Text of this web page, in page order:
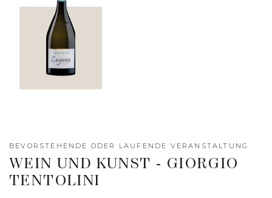
BEVORSTEHENDE ODER LAUFENDE VERANSTALTUNG
WEIN UND KUNST - GIORGIO
TENTOLINI